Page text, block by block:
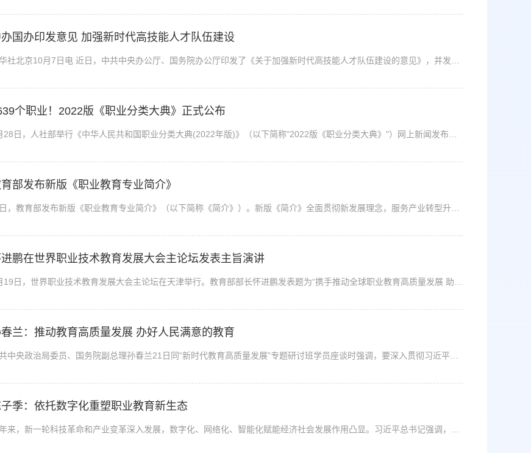
国办印发意见 加强新时代高技能人才队伍建设
个职业！2022版《职业分类大典》正式公布
部发布新版《职业教育专业简介》
鹏在世界职业技术教育发展大会主论坛发表主旨演讲
兰：推动教育高质量发展 办好人民满意的教育
子季：依托数字化重塑职业教育新生态